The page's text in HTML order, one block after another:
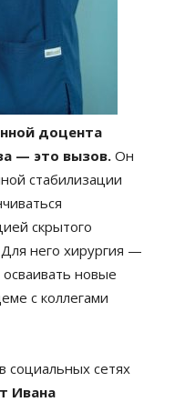
доцента
— это вызов. Он
стабилизации
скрытого
него хирургия —
новые
с коллегами
социальных сетях
Ивана